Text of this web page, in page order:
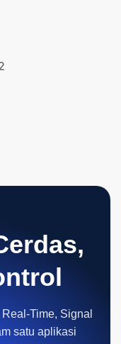
Time, Signal
satu aplikasi